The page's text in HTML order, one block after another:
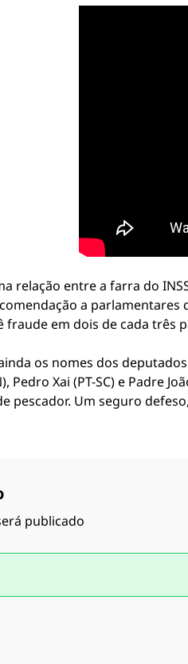
relação entre a farra do
a
fraude em dois de cada
os nomes dos
Pedro Xai (PT-SC) e Padre
pescador. Um seguro
publicado